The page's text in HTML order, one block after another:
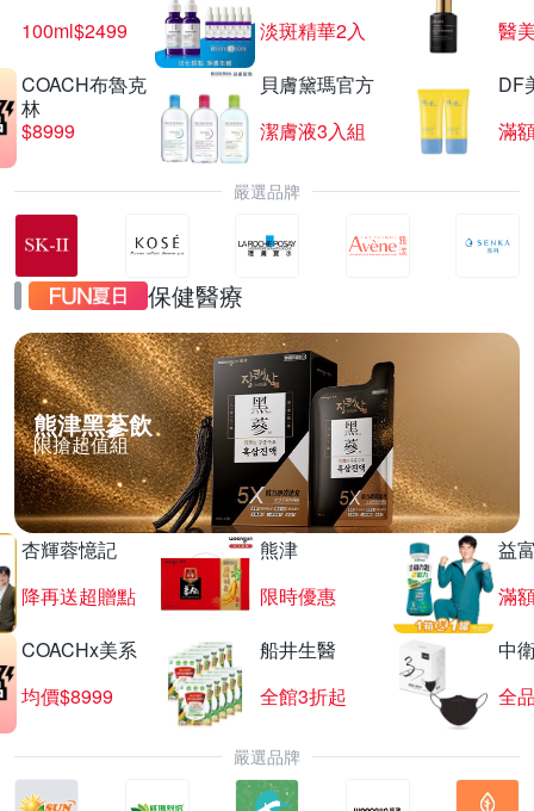
100ml$2499
淡斑精華2入
醫
COACH布魯克
林
$8999
貝膚黛瑪官方
潔膚液3入組
DF
滿
嚴選品牌
保健醫療
熊津黑蔘飲
限搶超值組
杏輝蓉憶記
降再送超贈點
熊津
限時優惠
益
滿
COACHx美系
均價$8999
船井生醫
全館3折起
中
全
嚴選品牌